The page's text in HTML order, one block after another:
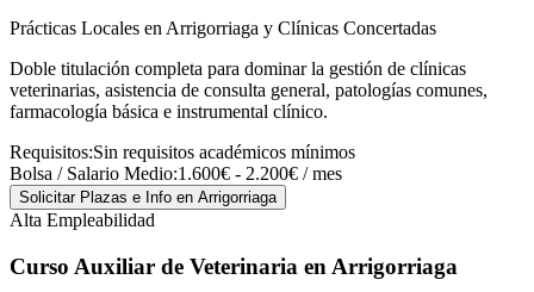
Prácticas Locales en Arrigorriaga y Clínicas Concertadas
Doble titulación completa para dominar la gestión de clínicas
veterinarias, asistencia de consulta general, patologías comunes,
farmacología básica e instrumental clínico.
Requisitos:Sin requisitos académicos mínimos
Bolsa / Salario Medio:1.600€ - 2.200€ / mes
Solicitar Plazas e Info en Arrigorriaga
Alta Empleabilidad
Curso Auxiliar de Veterinaria en Arrigorriaga